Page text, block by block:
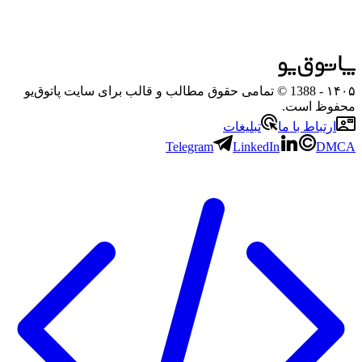
۱۴۰۵
- 1388 © تمامی حقوق مطالب و قالب برای سایت پاتوق‌یو
محفوظ است.
ارتباط با ما
تبلیغات
Telegram
LinkedIn DMCA